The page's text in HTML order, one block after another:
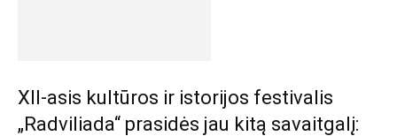
XII-asis kultūros ir istorijos festivalis
„Radviliada“ prasidės jau kitą savaitgalį: